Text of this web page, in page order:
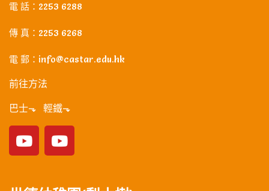
電 話：2253 6288
傳 真：2253 6268
電 郵：info@castar.edu.hk
前往方法
巴士⬎ 輕鐵⬎